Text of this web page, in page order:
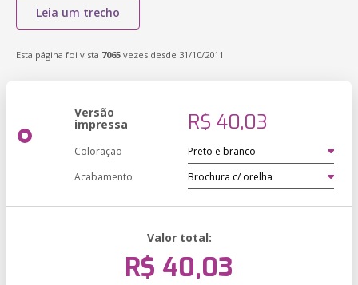
Leia um trecho
Esta página foi vista 7065 vezes desde 31/10/2011
Versão
impressa R$ 40,03
Coloração
Acabamento
Valor total:
R$ 40,03